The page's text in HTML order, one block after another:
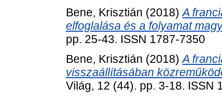
Bene, Krisztián (2018)A
elfoglalása és a folyamat
pp. 25-43. ISSN 1787-7350
Bene, Krisztián (2018)A
visszaállításában
Világ, 12 (44). pp. 3-18. ISSN